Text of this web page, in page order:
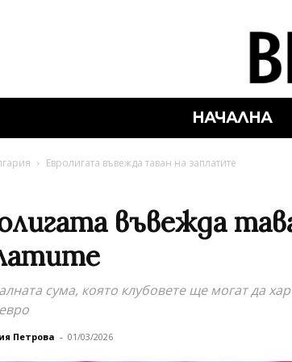
НАЧАЛНА
Евролигата въвежда таван на заплатите
въвежда
сума, която клубовете ще могат да
Петрова - 01/03/2026